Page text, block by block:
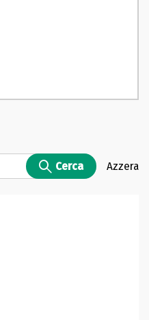
Cerca Azzera